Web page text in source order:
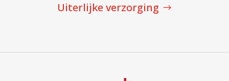
Uiterlijke verzorging